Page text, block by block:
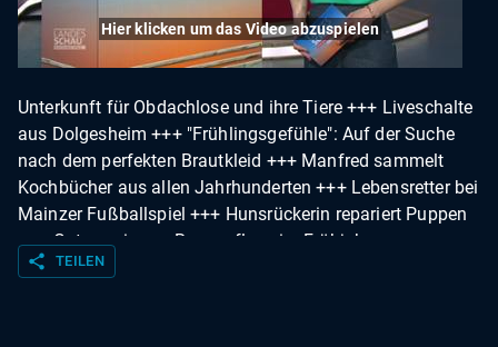
Hier klicken um das Video abzuspielen
Unterkunft für Obdachlose und ihre Tiere +++ Liveschalte
aus Dolgesheim +++ "Frühlingsgefühle": Auf der Suche
nach dem perfekten Brautkleid +++ Manfred sammelt
Kochbücher aus allen Jahrhunderten +++ Lebensretter bei
Mainzer Fußballspiel +++ Hunsrückerin repariert Puppen
+++ Gut zu wissen: Rasenpflege im Frühjahr +++
Hierzuland: Hauptstraße in Waldorf
share TEILEN